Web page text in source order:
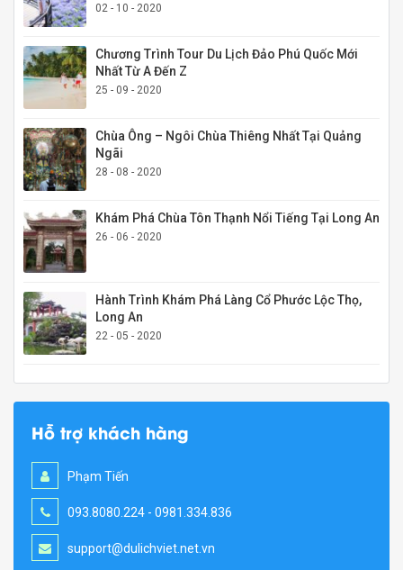
02 - 10 - 2020
Chương Trình Tour Du Lịch Đảo Phú Quốc Mới
Nhất Từ A Đến Z
25 - 09 - 2020
Chùa Ông – Ngôi Chùa Thiêng Nhất Tại Quảng
Ngãi
28 - 08 - 2020
Khám Phá Chùa Tôn Thạnh Nổi Tiếng Tại Long An
26 - 06 - 2020
Hành Trình Khám Phá Làng Cổ Phước Lộc Thọ,
Long An
22 - 05 - 2020
Hỗ trợ khách hàng
Phạm Tiến
093.8080.224 - 0981.334.836
support@dulichviet.net.vn